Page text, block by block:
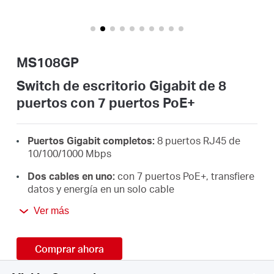
MS108GP
Switch de escritorio Gigabit de 8
puertos con 7 puertos PoE+
Puertos Gigabit completos: 8 puertos RJ45 de
10/100/1000 Mbps
Dos cables en uno: con 7 puertos PoE+, transfiere
datos y energía en un solo cable
PoE+ de alta potencia:
todos los puertos PoE*
Largo alcance hasta 250 m:aumenta la distancia
Ver más
Comprar ahora